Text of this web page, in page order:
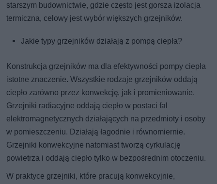
starszym budownictwie, gdzie często jest gorsza izolacja
termiczna, celowy jest wybór większych grzejników.
Jakie typy grzejników działają z pompą ciepła?
Konstrukcja grzejników ma dla efektywności pompy ciepła
istotne znaczenie. Wszystkie rodzaje grzejników oddają
ciepło zarówno przez konwekcję, jak i promieniowanie.
Grzejniki radiacyjne oddają ciepło w postaci fal
elektromagnetycznych działających na przedmioty i osoby
w pomieszczeniu. Działają łagodnie i równomiernie.
Grzejniki konwekcyjne natomiast tworzą cyrkulację
powietrza i oddają ciepło tylko w bezpośrednim otoczeniu.
W praktyce grzejniki, które pracują konwekcyjnie,